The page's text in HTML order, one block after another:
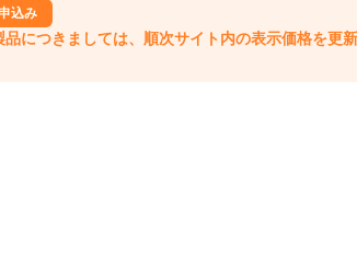
込み
につきましては、順次サイト内の表示価格を更新